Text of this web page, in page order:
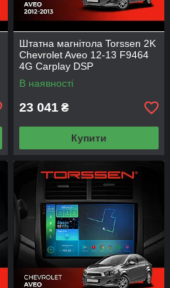
Штатна магнітола Torssen 2K
Chevrolet Aveo 12-13 F9464
4G Carplay DSP
В наявності
23 041 ₴
Купити